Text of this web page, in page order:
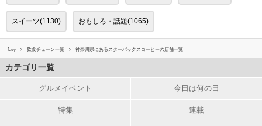
スイーツ(1130) おもしろ・話題(1065)
favy 飲食チェーン一覧 神奈川県にあるスターバックスコーヒーの店舗一覧
カテゴリ一覧
グルメイベント 今日は何の日
特集 連載